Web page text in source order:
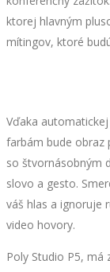
ktorej hlavným
mítingov, ktoré
Vďaka
farbám bude obraz
so štvornásobným
slovo a gesto.
váš hlas a ignoruje
video hovory.
Poly Studio P5, má